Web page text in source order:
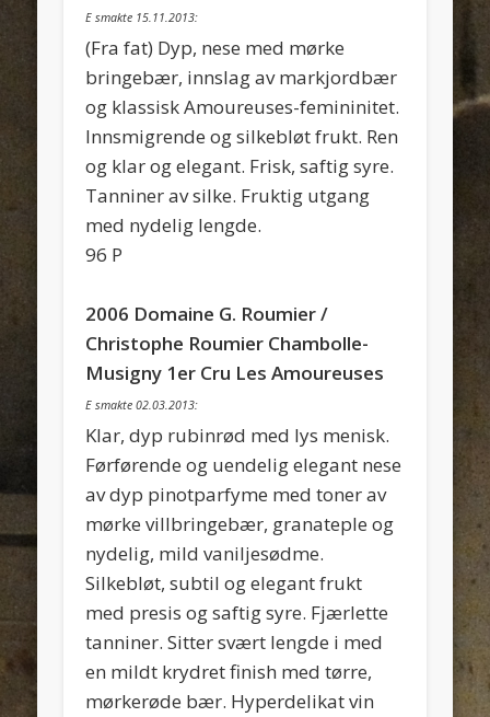
E smakte 15.11.2013:
(Fra fat) Dyp, nese med mørke
bringebær, innslag av markjordbær
og klassisk Amoureuses-femininitet.
Innsmigrende og silkebløt frukt. Ren
og klar og elegant. Frisk, saftig syre.
Tanniner av silke. Fruktig utgang
med nydelig lengde.
96 P
2006 Domaine G. Roumier /
Christophe Roumier Chambolle-
Musigny 1er Cru Les Amoureuses
E smakte 02.03.2013:
Klar, dyp rubinrød med lys menisk.
Førførende og uendelig elegant nese
av dyp pinotparfyme med toner av
mørke villbringebær, granateple og
nydelig, mild vaniljesødme.
Silkebløt, subtil og elegant frukt
med presis og saftig syre. Fjærlette
tanniner. Sitter svært lengde i med
en mildt krydret finish med tørre,
mørkerøde bær. Hyperdelikat vin